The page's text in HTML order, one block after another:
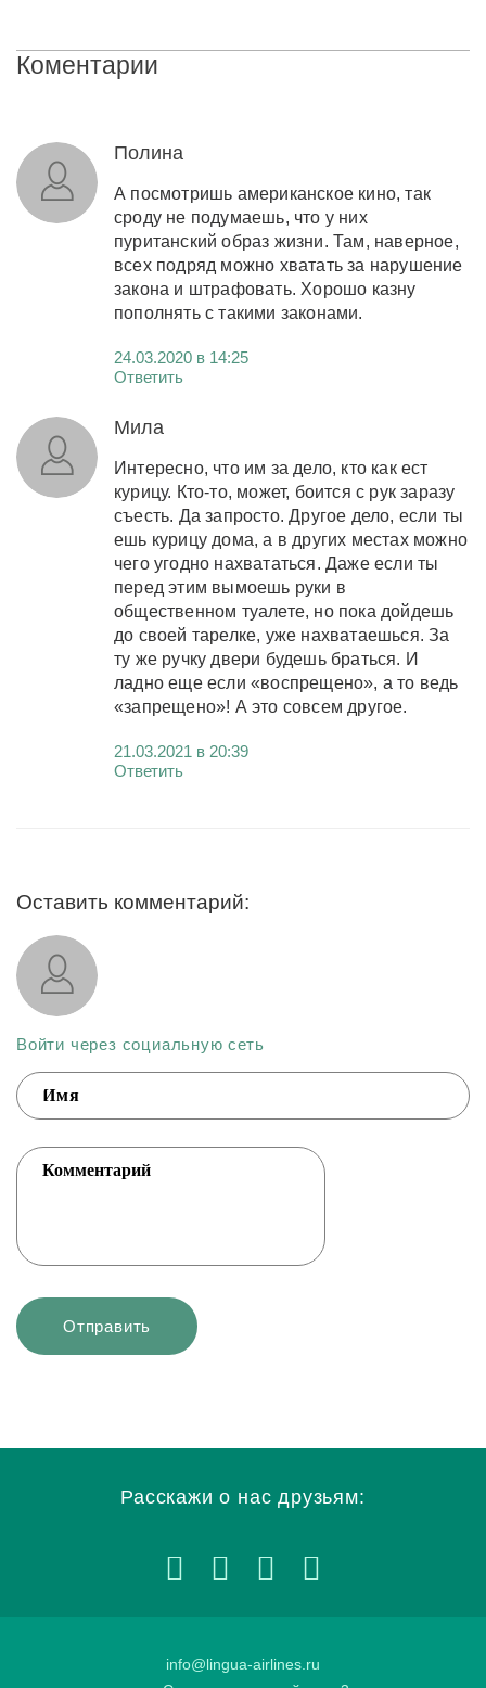
Коментарии
Полина
А посмотришь американское кино, так
сроду не подумаешь, что у них
пуританский образ жизни. Там, наверное,
всех подряд можно хватать за нарушение
закона и штрафовать. Хорошо казну
пополнять с такими законами.
24.03.2020 в 14:25
Ответить
Мила
Интересно, что им за дело, кто как ест
курицу. Кто-то, может, боится с рук заразу
съесть. Да запросто. Другое дело, если ты
ешь курицу дома, а в других местах можно
чего угодно нахвататься. Даже если ты
перед этим вымоешь руки в
общественном туалете, но пока дойдешь
до своей тарелке, уже нахватаешься. За
ту же ручку двери будешь браться. И
ладно еще если «воспрещено», а то ведь
«запрещено»! А это совсем другое.
21.03.2021 в 20:39
Ответить
Оставить комментарий:
Войти через социальную сеть
Расскажи о нас друзьям:
info@lingua-airlines.ru